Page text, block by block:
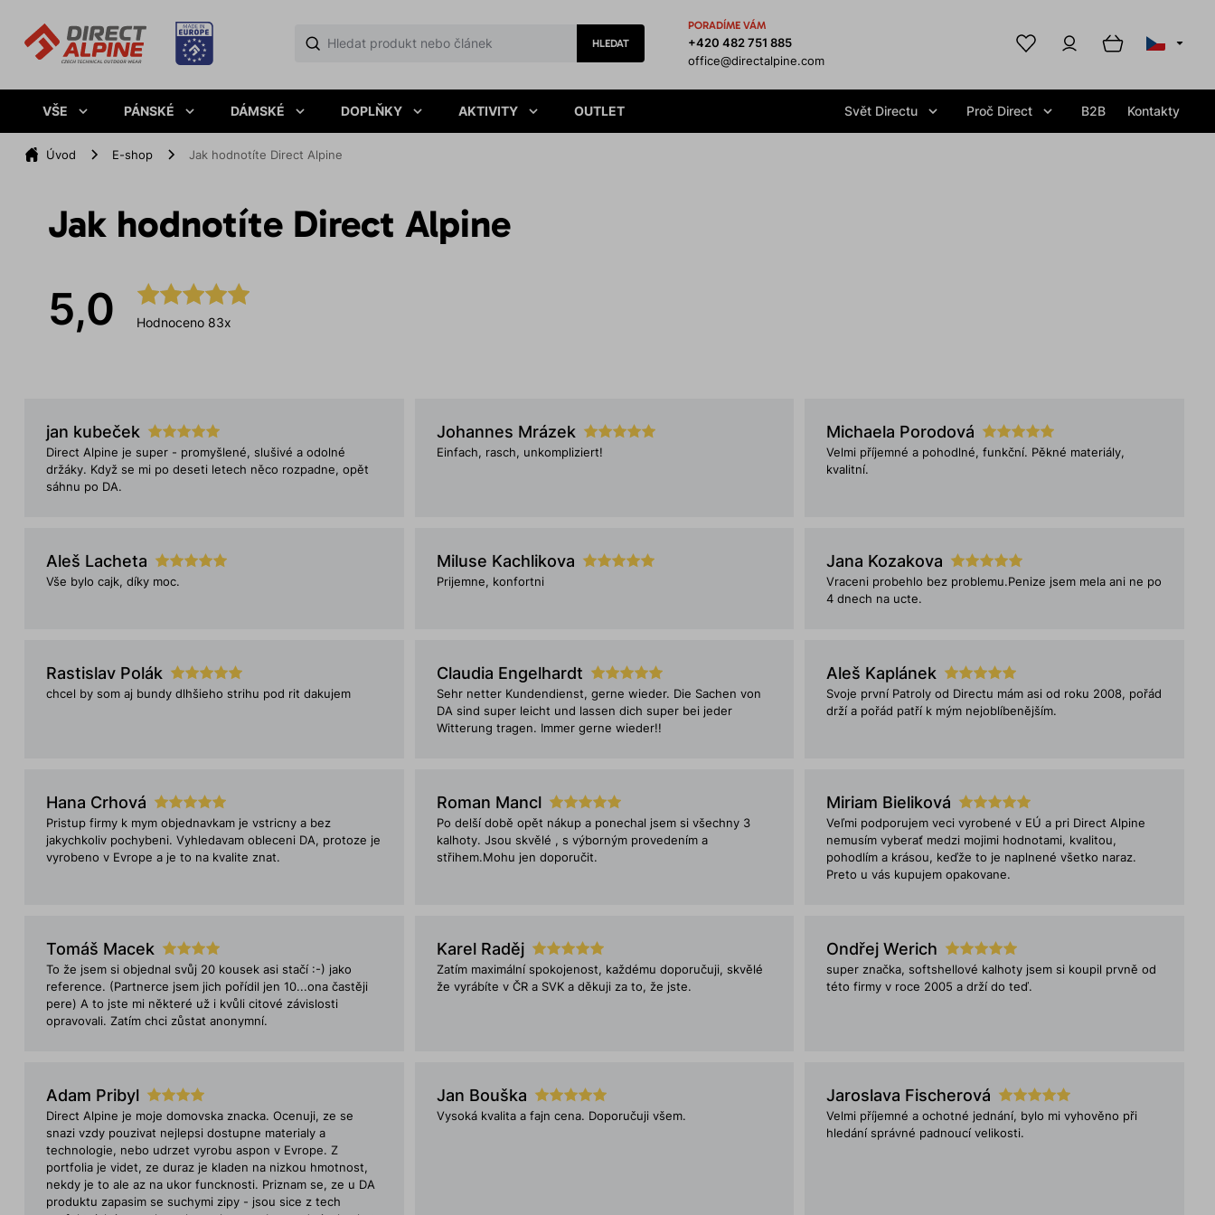
HLEDAT
PORADÍME VÁM
+420 482 751 885
office@directalpine.com
VŠE PÁNSKÉ DÁMSKÉ DOPLŇKY AKTIVITY OUTLET Svět Directu Proč Direct B2B Kontakty
Úvod E-shop Jak hodnotíte Direct Alpine
Jak hodnotíte Direct Alpine
5,0 Hodnoceno 83x
jan kubeček
Direct Alpine je super - promyšlené, slušivé a odolné
držáky. Když se mi po deseti letech něco rozpadne, opět
sáhnu po DA.
Johannes Mrázek
Einfach, rasch, unkompliziert!
Michaela Porodová
Velmi příjemné a pohodlné, funkční. Pěkné materiály,
kvalitní.
Aleš Lacheta
Vše bylo cajk, díky moc.
Miluse Kachlikova
Prijemne, konfortni
Jana Kozakova
Vraceni probehlo bez problemu.Penize jsem mela ani ne po
4 dnech na ucte.
Rastislav Polák
chcel by som aj bundy dlhšieho strihu pod rit dakujem
Claudia Engelhardt
Sehr netter Kundendienst, gerne wieder. Die Sachen von
DA sind super leicht und lassen dich super bei jeder
Witterung tragen. Immer gerne wieder!!
Aleš Kaplánek
Svoje první Patroly od Directu mám asi od roku 2008, pořád
drží a pořád patří k mým nejoblíbenějším.
Hana Crhová
Pristup firmy k mym objednavkam je vstricny a bez
jakychkoliv pochybeni. Vyhledavam obleceni DA, protoze je
vyrobeno v Evrope a je to na kvalite znat.
Roman Mancl
Po delší době opět nákup a ponechal jsem si všechny 3
kalhoty. Jsou skvělé , s výborným provedením a
střihem.Mohu jen doporučit.
Miriam Bieliková
Veľmi podporujem veci vyrobené v EÚ a pri Direct Alpine
nemusím vyberať medzi mojimi hodnotami, kvalitou,
pohodlím a krásou, keďže to je naplnené všetko naraz.
Preto u vás kupujem opakovane.
Tomáš Macek
To že jsem si objednal svůj 20 kousek asi stačí :-) jako
reference. (Partnerce jsem jich pořídil jen 10...ona častěji
pere) A to jste mi některé už i kvůli citové závislosti
opravovali. Zatím chci zůstat anonymní.
Karel Raděj
Zatím maximální spokojenost, každému doporučuji, skvělé
že vyrábíte v ČR a SVK a děkuji za to, že jste.
Ondřej Werich
super značka, softshellové kalhoty jsem si koupil prvně od
této firmy v roce 2005 a drží do teď.
Adam Pribyl
Direct Alpine je moje domovska znacka. Ocenuji, ze se
snazi vzdy pouzivat nejlepsi dostupne materialy a
technologie, nebo udrzet vyrobu aspon v Evrope. Z
portfolia je videt, ze duraz je kladen na nizkou hmotnost,
nekdy je to ale az na ukor funcknosti. Priznam se, ze u DA
produktu zapasim se suchymi zipy - jsou sice z tech
Jan Bouška
Vysoká kvalita a fajn cena. Doporučuji všem.
Jaroslava Fischerová
Velmi příjemné a ochotné jednání, bylo mi vyhověno při
hledání správné padnoucí velikosti.